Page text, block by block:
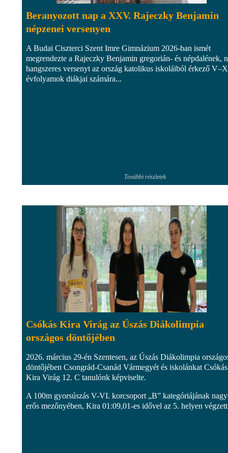
Beranyozott nap a XXV. Rajeczky Benjamin
népzenei versenyen
A Budai Ciszterci Szent Imre Gimnázium 2026-ban ismét
megrendezte a Rajeczky Benjamin gregorián- és népdalének,
hangszeres versenyt az ország katolikus iskoláiból érkező
évfolyamok diákjai számára...
További részletek
Csókás Kira Virág az Úszás Diákolimpia
országos döntőjében
2026. március 29-én Szentesen, az Úszás Diákolimpia
döntőjében Csongrád-Csanád Vármegyét és iskolánkat Csókás
Kira Virág 12. C tanulónk képviselte.
A 100m gyorsúszás V-VI. korcsoport „B” kategóriájának
erős mezőnyében, Kira 01:09,01-es idővel az 5. helyen